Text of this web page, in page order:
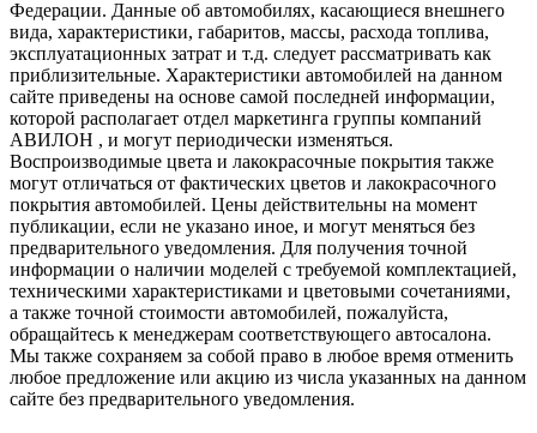
Федерации. Данные об автомобилях, касающиеся внешнего
вида, характеристики, габаритов, массы, расхода топлива,
эксплуатационных затрат и т.д. следует рассматривать как
приблизительные. Характеристики автомобилей на данном
сайте приведены на основе самой последней информации,
которой располагает отдел маркетинга группы компаний
АВИЛОН , и могут периодически изменяться.
Воспроизводимые цвета и лакокрасочные покрытия также
могут отличаться от фактических цветов и лакокрасочного
покрытия автомобилей. Цены действительны на момент
публикации, если не указано иное, и могут меняться без
предварительного уведомления. Для получения точной
информации о наличии моделей с требуемой комплектацией,
техническими характеристиками и цветовыми сочетаниями,
а также точной стоимости автомобилей, пожалуйста,
обращайтесь к менеджерам соответствующего автосалона.
Мы также сохраняем за собой право в любое время отменить
любое предложение или акцию из числа указанных на данном
сайте без предварительного уведомления.